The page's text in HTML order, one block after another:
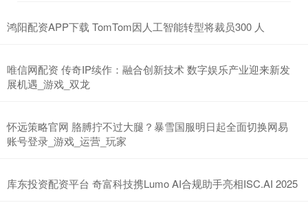
鸿阳配资APP下载 TomTom因人工智能转型将裁员300 人
唯信网配资 传奇IP续作：融合创新技术 数字娱乐产业迎来新发
展机遇_游戏_双龙
怀远策略官网 胳膊拧不过大腿？暴雪国服明日起全面切换网易
账号登录_游戏_运营_玩家
库东投资配资平台 奇富科技携Lumo AI合规助手亮相ISC.AI 2025